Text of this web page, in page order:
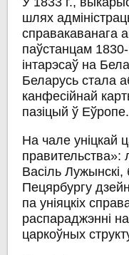
шлях
справакаванага
паўстанцам
інтарэсаў на
Беларусь стала
канфесійнай
пазіцый ў Еўропе.
На чале уніцкай
правительства»:
Васіль Лужынскі,
Пецярбургу
па уніяцкіх
распараджэнні
царкоўных